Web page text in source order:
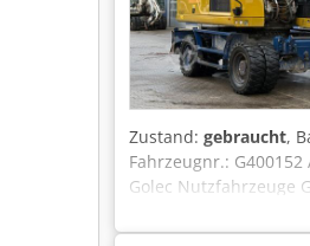
Zustand: gebraucht,
Fahrzeugnr.:
Golec Nutzfahrzeuge
Russisch,
2018 129,4 Kw